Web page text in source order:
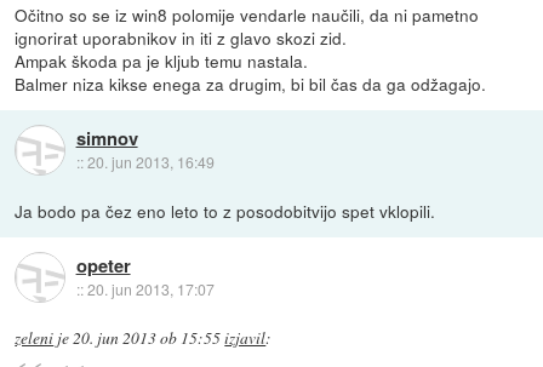
Očitno so se iz win8 polomije vendarle naučili, da ni pametno
ignorirat uporabnikov in iti z glavo skozi zid.
Ampak škoda pa je kljub temu nastala.
Balmer niza kikse enega za drugim, bi bil čas da ga odžagajo.
simnov
::20. jun 2013, 16:49
Ja bodo pa čez eno leto to z posodobitvijo spet vklopili.
opeter
::20. jun 2013, 17:07
zeleni je20. jun 2013 ob 15:55izjavil: